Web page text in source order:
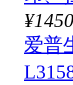
爱普